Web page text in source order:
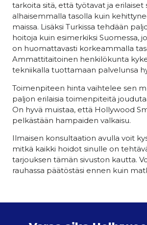
tarkoita sitä, että työtavat ja erilaiset
alhaisemmalla tasolla kuin
maissa. Lisäksi Turkissa tehdään
hoitoja kuin esimerkiksi Suomessa,
on huomattavasti korkeammalla
Ammattitaitoinen henkilökunta
tekniikalla tuottamaan palvelunsa
Toimenpiteen hinta vaihtelee sen
paljon erilaisia toimenpiteitä
On hyvä muistaa, että Hollywood
pelkästään hampaiden valkaisu.
Ilmaisen konsultaation avulla voit
mitkä kaikki hoidot sinulle on
tarjouksen tämän sivuston kautta.
rauhassa päätöstäsi ennen kuin